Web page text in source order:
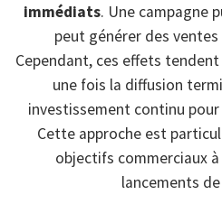
immédiats. Une campagne
peut générer des
Cependant, ces effets
une fois la diffusion
investissement continu
Cette approche est
objectifs commerciaux
lancements